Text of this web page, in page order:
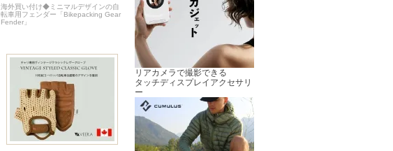
海外買い付け◆ミニマルデザインの自
転車用フェンダー「Bikepacking Gear
Fender」
リアカメラで撮影できる
タッチディスプレイアクセサリ
ー